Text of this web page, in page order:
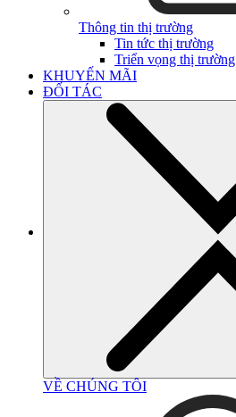
Thông tin thị trường
Tin tức thị trường
Triển vọng thị trường
KHUYẾN MÃI
ĐỐI TÁC
VỀ CHÚNG TÔI